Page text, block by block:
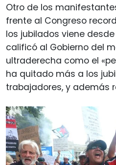
Otro de los
frente al Congreso
los jubilados viene
calificó al Gobierno del
ultraderecha como el
ha quitado más a los
trabajadores, y además